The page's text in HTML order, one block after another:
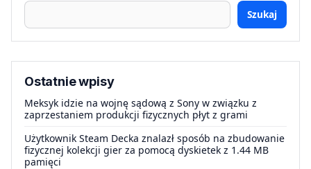
Szukaj
Ostatnie wpisy
Meksyk idzie na wojnę sądową z Sony w związku z
zaprzestaniem produkcji fizycznych płyt z grami
Użytkownik Steam Decka znalazł sposób na zbudowanie
fizycznej kolekcji gier za pomocą dyskietek z 1.44 MB
pamięci